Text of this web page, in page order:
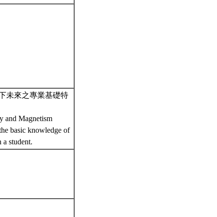
未來之專業基礎特
and Magnetism
basic knowledge of
student.